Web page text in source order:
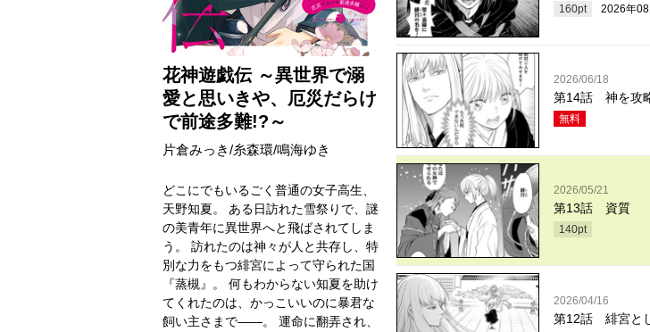
花神遊戯伝 ～異世界で溺
愛と思いきや、厄災だらけ
で前途多難!?～
片倉みっき/糸森環/鳴海ゆき
どこにでもいるごく普通の女子高生、
天野知夏。 ある日訪れた雪祭りで、謎
の美青年に異世界へと飛ばされてしま
う。 訪れたのは神々が人と共存し、特
別な力をもつ緋宮によって守られた国
『蒸槻』。 何もわからない知夏を助け
てくれたのは、かっこいいのに暴君な
飼い主さまで――。 運命に翻弄され、
160pt 2026年
2026/06/18
第14話 神を攻
無料
2026/05/21
第13話 資質
140pt
2026/04/16
第12話 緋宮と